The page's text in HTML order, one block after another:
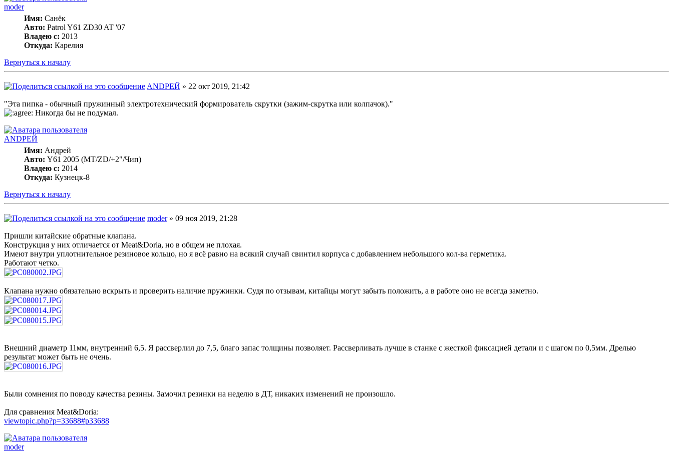
moder
Имя: Санёк
Авто: Patrol Y61 ZD30 AT '07
Владею с: 2013
Откуда: Карелия
Вернуться к началу
ANDРЕЙ » 22 окт 2019, 21:42
"Эта пипка - обычный пружинный электротехнический формирователь скрутки (зажим-скрутка или колпачок)."
Никогда бы не подумал.
ANDРЕЙ
Имя: Андрей
Авто: Y61 2005 (МT/ZD/+2"/Чип)
Владею с: 2014
Откуда: Кузнецк-8
Вернуться к началу
moder» 09 ноя 2019, 21:28
Пришли китайские обратные клапана.
Конструкция у них отличается от Meat&Doria, но в общем не плохая.
Имеют внутри уплотнительное резиновое кольцо, но я всё равно на всякий случай свинтил корпуса с добавлением небольшого кол-ва герметика.
Работают четко.
Клапана нужно обязательно вскрыть и проверить наличие пружинки. Судя по отзывам, китайцы могут забыть положить, а в работе оно не всегда заметно.
Внешний диаметр 11мм, внутренний 6,5. Я рассверлил до 7,5, благо запас толщины позволяет. Рассверливать лучше в станке с жесткой фиксацией детали и с шагом по 0,5мм. Дрелью
результат может быть не очень.
Были сомнения по поводу качества резины. Замочил резинки на неделю в ДТ, никаких изменений не произошло.
Для сравнения Meat&Doria:
viewtopic.php?p=33688#p33688
moder